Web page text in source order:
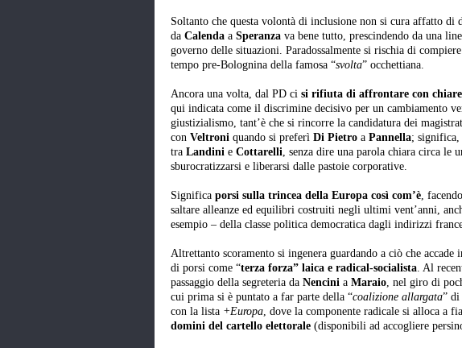
Soltanto che questa volontà di inclusione non si cura affatto di
da Calenda a Speranza va bene tutto, prescindendo da una
governo delle situazioni. Paradossalmente si rischia di
tempo pre-Bolognina della famosa “svolta” occhettiana.
Ancora una volta, dal PD ci si rifiuta di affrontare con
qui indicata come il discrimine decisivo per un cambiamento
giustizialismo, tant’è che si rincorre la candidatura dei
con Veltroni quando si preferì Di Pietro a Pannella; significa,
tra Landini e Cottarelli, senza dire una parola chiara circa le
sburocratizzarsi e liberarsi dalle pastoie corporative.
Significa porsi sulla trincea della Europa così com’è,
saltare alleanze ed equilibri costruiti negli ultimi vent’anni,
esempio – della classe politica democratica dagli indirizzi
Altrettanto scoramento si ingenera guardando a ciò che
di porsi come “terza forza” laica e radical-socialista. Al
passaggio della segreteria da Nencini a Maraio, nel giro di
cui prima si è puntato a far parte della “coalizione allargata” di
con la lista +Europa, dove la componente radicale si alloca a
domini del cartello elettorale (disponibili ad accogliere